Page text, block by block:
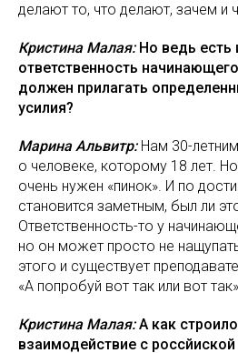
делают то, что делают, зачем и
Кристина Малая:Но ведь есть
ответственность
должен прилагать
усилия?
Марина Альвитр:Нам 30-
о человеке, которому 18 лет.
очень нужен «пинок». И по
становится заметным, был ли
Ответственность-то у
но он может просто не
этого и существует
«А попробуй вот так или вот
Кристина Малая:А как
взаимодействие с